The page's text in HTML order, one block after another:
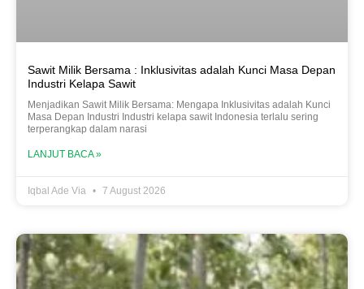
Sawit Milik Bersama : Inklusivitas adalah Kunci Masa Depan
Industri Kelapa Sawit
Menjadikan Sawit Milik Bersama: Mengapa Inklusivitas adalah Kunci
Masa Depan Industri Industri kelapa sawit Indonesia terlalu sering
terperangkap dalam narasi
LANJUT BACA »
Iqbal Ade Via 7 August 2026